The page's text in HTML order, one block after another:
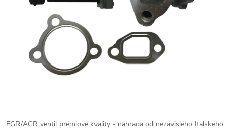
EGR/AGR ventil prémiové kvality - náhrada od nezávislého Italského